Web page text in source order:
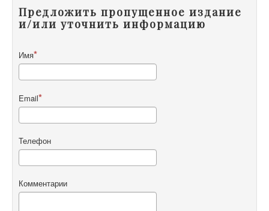
Предложить пропущенное издание
и/или уточнить информацию
Имя
Email
Телефон
Комментарии